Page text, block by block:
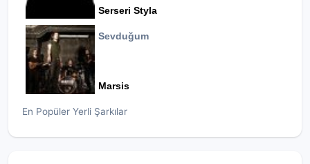
Serseri Styla
Sevduğum
Marsis
En Popüler Yerli Şarkılar